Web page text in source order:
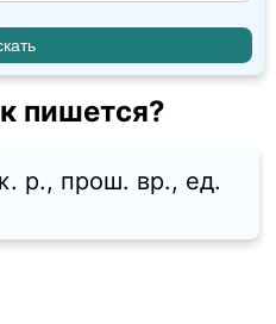
пишется?
p., прош. вр., ед.